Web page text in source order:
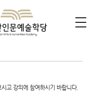
고 강의에 참여하시기 바랍니다.